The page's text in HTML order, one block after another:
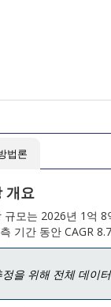
법론
개요
모는 2026년 1억
기간 동안 CAGR
을 위해 전체 데이